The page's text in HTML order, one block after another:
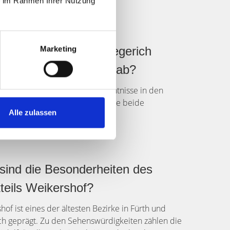
Marketing
Alle zulassen
90763
Stadtteile deckt Hegerich
in 90763 Fürth ab?
Immobilien hat spezielle Kenntnisse in den
Südstadt und Weikershof, die beide
Vorzüge bieten.
die Besonderheiten des
Weikershof?
ist eines der ältesten Bezirke in Fürth und
geprägt. Zu den Sehenswürdigkeiten zählen die